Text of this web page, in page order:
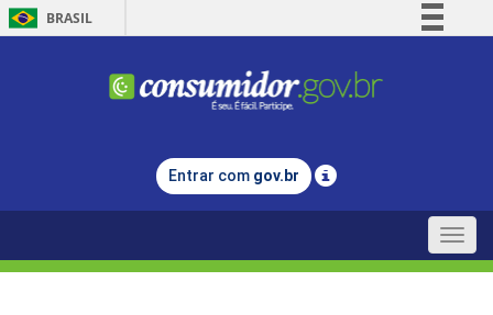
BRASIL
Comunica BR
Legislação
Entrar com gov.br
Toggle